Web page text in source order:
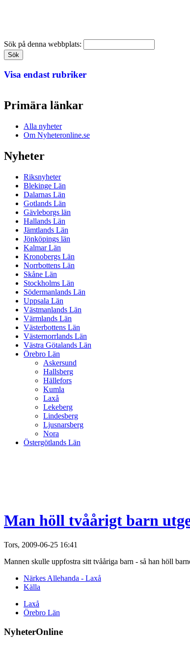
Sök på denna webbplats:
Visa endast rubriker
Primära länkar
Alla nyheter
Om Nyheteronline.se
Nyheter
Riksnyheter
Blekinge Län
Dalarnas Län
Gotlands Län
Gävleborgs län
Hallands Län
Jämtlands Län
Jönköpings län
Kalmar Län
Kronobergs Län
Norrbottens Län
Skåne Län
Stockholms Län
Södermanlands Län
Uppsala Län
Västmanlands Län
Värmlands Län
Västerbottens Län
Västernorrlands Län
Västra Götalands Län
Örebro Län
Askersund
Hallsberg
Hällefors
Kumla
Laxå
Lekeberg
Lindesberg
Ljusnarsberg
Nora
Östergötlands Län
Man höll tvåårigt barn
Tors, 2009-06-25 16:41
Mannen skulle uppfostra sitt tvååriga barn - så han höll
Närkes Allehanda - Laxå
Källa
Laxå
Örebro Län
NyheterOnline